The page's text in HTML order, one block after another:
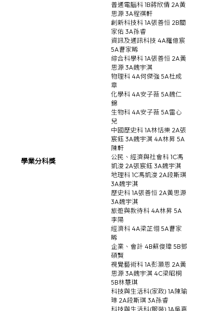
學業分科獎
普通電腦科 1B蔣欣倩 2A黃
思源 3A程祺軒
創新科技科 1A張善恒 2B關
家佑 3A孫睿
資訊及通訊科技 4A羅億宸
5A曹家晞
綜合科學科 1A張善恒 2A黃
思源 3A魏宇淇
物理科 4A何傑強 5A杜成
章
化學科 4A安子薇 5A魏仁
錦
生物科 4A安子薇 5A雷心
兒
中國歷史科 1A林恬樂 2A張
宸鈺 3A魏宇淇 4A林昇 5A
陳軒
公民、經濟與社會科 1C馮
凱浚 2A張宸鈺 3A魏宇淇
地理科 1C馮凱浚 2A段斯琪
3A魏宇淇
歷史科 1A張善恒 2A黃思源
3A魏宇淇
旅遊與款待科 4A林昇 5A
李陽
經濟科 4A梁芷翎 5A曹家
晞
企業、會計 4B蘇俊瑋 5B鄧
碩賢
視覺藝術科 1A彭灝恩 2A黃
思源 3A魏宇淇 4C梁昭桐
5B林慧琪
科技與生活科(家政) 1A陳瑜
琳 2A段斯琪 3A孫睿
科技與生活科(服裝) 1A吳嘉